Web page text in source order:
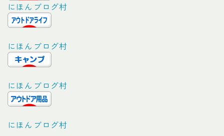
にほんブログ村
にほんブログ村
にほんブログ村
にほんブログ村